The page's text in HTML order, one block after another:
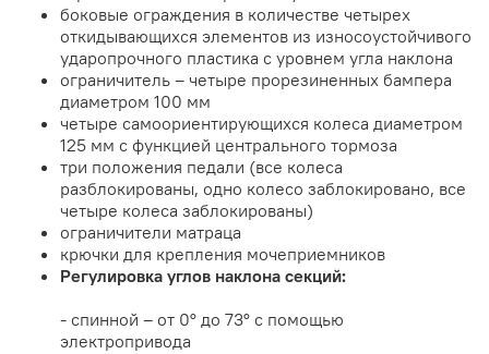
боковые ограждения в количестве четырех
откидывающихся элементов из износоустойчивого
ударопрочного пластика с уровнем угла наклона
ограничитель – четыре прорезиненных бампера
диаметром 100 мм
четыре самоориентирующихся колеса диаметром
125 мм с функцией центрального тормоза
три положения педали (все колеса
разблокированы, одно колесо заблокировано, все
четыре колеса заблокированы)
ограничители матраца
крючки для крепления мочеприемников
Регулировка углов наклона секций:
- спинной – от 0° до 73° с помощью
электропривода